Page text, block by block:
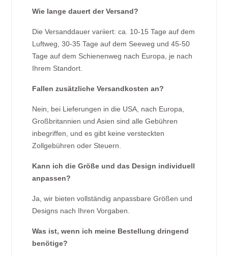
Wie lange dauert der Versand?
Die Versanddauer variiert: ca. 10-15 Tage auf dem
Luftweg, 30-35 Tage auf dem Seeweg und 45-50
Tage auf dem Schienenweg nach Europa, je nach
Ihrem Standort.
Fallen zusätzliche Versandkosten an?
Nein, bei Lieferungen in die USA, nach Europa,
Großbritannien und Asien sind alle Gebühren
inbegriffen, und es gibt keine versteckten
Zollgebühren oder Steuern.
Kann ich die Größe und das Design individuell
anpassen?
Ja, wir bieten vollständig anpassbare Größen und
Designs nach Ihren Vorgaben.
Was ist, wenn ich meine Bestellung dringend
benötige?